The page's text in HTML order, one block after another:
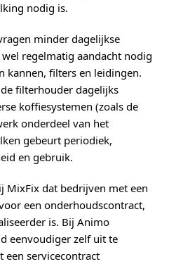
nodig is.
minder dagelijkse
regelmatig aandacht nodig
kannen, filters en leidingen.
filterhouder dagelijks
koffiesystemen (zoals de
onderdeel van het
gebeurt periodiek,
en gebruik.
MixFix dat bedrijven met een
een onderhoudscontract,
is. Bij Animo
eenvoudiger zelf uit te
een servicecontract